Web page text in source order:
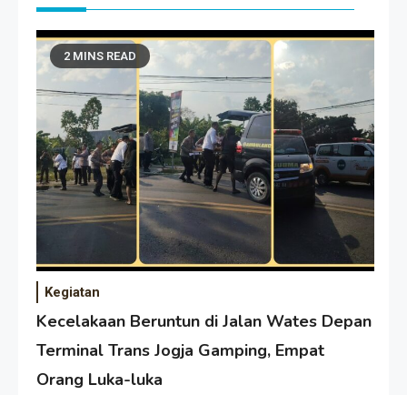
2 MINS READ
Kegiatan
Kecelakaan Beruntun di Jalan Wates Depan
Terminal Trans Jogja Gamping, Empat
Orang Luka-luka